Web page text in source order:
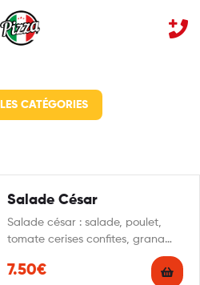
CATÉGORIES
Salade César
Salade césar : salade, poulet,
tomate cerises confites, grana
7.50€